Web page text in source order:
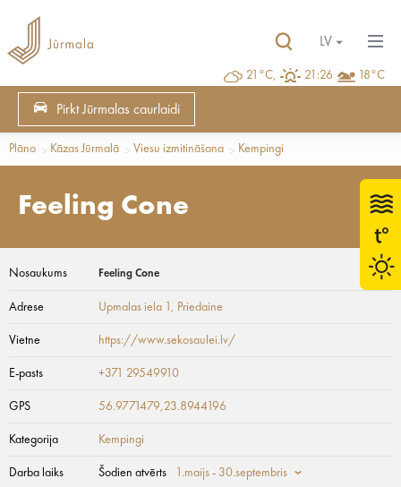
21°C, 21:26 18°C
LV
Pirkt Jūrmalas caurlaidi
Plāno Kāzas Jūrmalā Viesu izmitināšana Kempingi
Feeling Cone
Nosaukums Feeling Cone
Adrese Upmalas iela 1 , Priedaine
Vietne https://www.sekosaulei.lv/
E-pasts +371 29549910
GPS 56.9771479,23.8944196
Kategorija Kempingi
Darba laiks Šodien atvērts 1.maijs - 30.septembris